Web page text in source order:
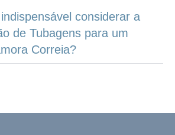
considerar a
de Tubagens para um
Correia?